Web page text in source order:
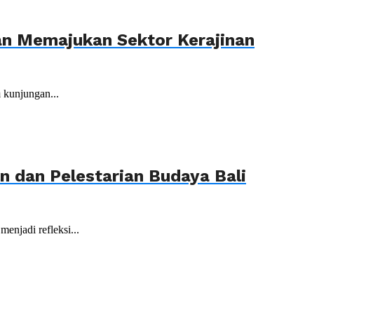
Memajukan Sektor Kerajinan
dan Pelestarian Budaya Bali
refleksi...